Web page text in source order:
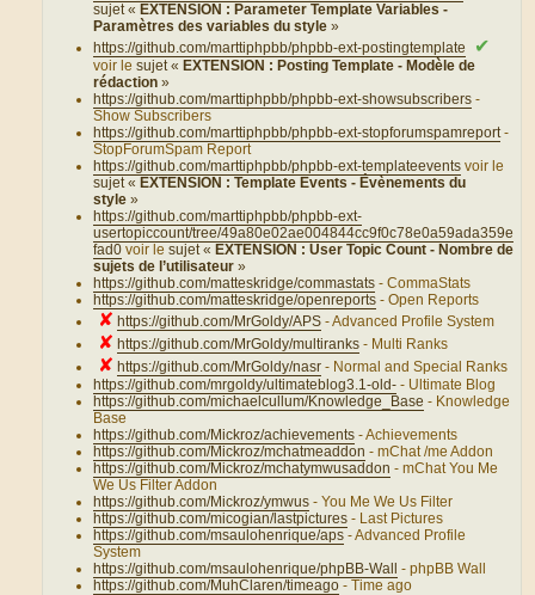
sujet « EXTENSION : Parameter Template Variables -
Paramètres des variables du style»
https://github.com/marttiphpbb/phpbb-ext-postingtemplate
✔
voir lesujet « EXTENSION : Posting Template - Modèle de
rédaction»
https://github.com/marttiphpbb/phpbb-ext-showsubscribers -
Show Subscribers
https://github.com/marttiphpbb/phpbb-ext-stopforumspamreport -
StopForumSpam Report
https://github.com/marttiphpbb/phpbb-ext-templateevents voir le
sujet « EXTENSION : Template Events - Évènements du
style»
https://github.com/marttiphpbb/phpbb-ext-
usertopiccount/tree/49a80e02ae004844cc9f0c78e0a59ada359e
fad0 voir lesujet « EXTENSION : User Topic Count - Nombre de
sujets de l’utilisateur»
https://github.com/matteskridge/commastats - CommaStats
https://github.com/matteskridge/openreports - Open Reports
✘ https://github.com/MrGoldy/APS - Advanced Profile System
✘ https://github.com/MrGoldy/multiranks - Multi Ranks
✘ https://github.com/MrGoldy/nasr - Normal and Special Ranks
https://github.com/mrgoldy/ultimateblog3.1-old- - Ultimate Blog
https://github.com/michaelcullum/Knowledge_Base - Knowledge
Base
https://github.com/Mickroz/achievements - Achievements
https://github.com/Mickroz/mchatmeaddon - mChat /me Addon
https://github.com/Mickroz/mchatymwusaddon - mChat You Me
We Us Filter Addon
https://github.com/Mickroz/ymwus - You Me We Us Filter
https://github.com/micogian/lastpictures - Last Pictures
https://github.com/msaulohenrique/aps - Advanced Profile
System
https://github.com/msaulohenrique/phpBB-Wall - phpBB Wall
https://github.com/MuhClaren/timeago - Time ago